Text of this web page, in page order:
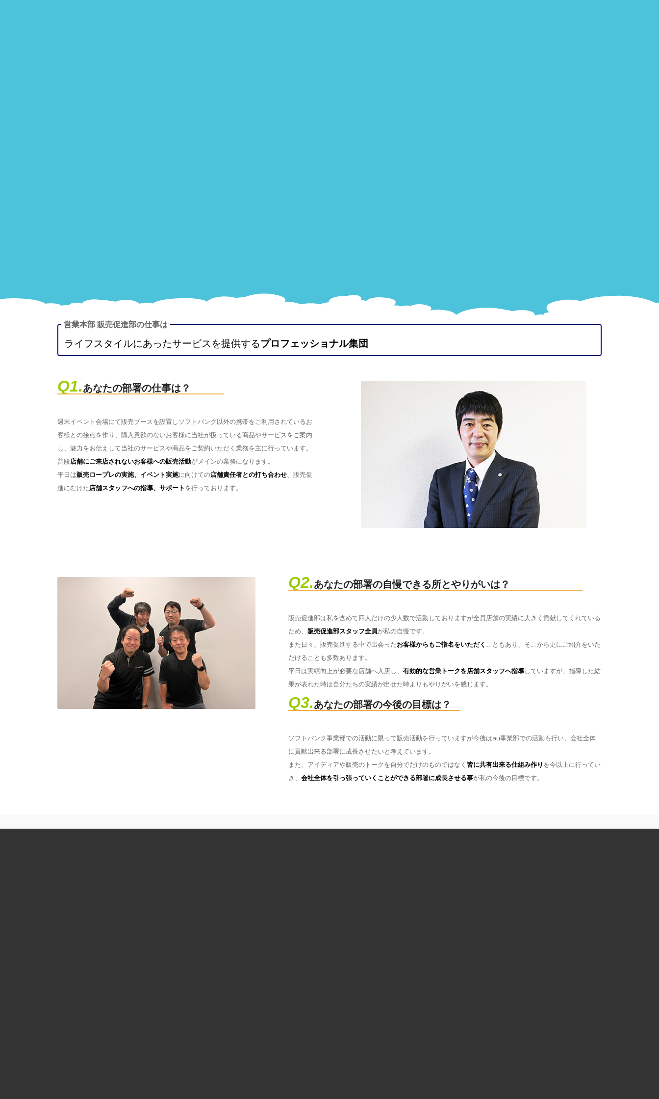
営業本部 販売促進部の仕事は
ライフスタイルにあったサービスを提供するプロフェッショナル集団
Q1.あなたの部署の仕事は？
週末イベント会場にて販売ブースを設置しソフトバンク以外の携帯をご利用されているお
客様との接点を作り、購入意欲のないお客様に当社が扱っている商品やサービスをご案内
し、魅力をお伝えして当社のサービスや商品をご契約いただく業務を主に行っています。
普段店舗にご来店されないお客様への販売活動がメインの業務になります。
平日は販売ロープレの実施、イベント実施に向けての店舗責任者との打ち合わせ、販売促
進にむけた店舗スタッフへの指導、サポートを行っております。
Q2.あなたの部署の自慢できる所とやりがいは？
販売促進部は私を含めて四人だけの少人数で活動しておりますが全員店舗の実績に大きく貢献してくれている
ため、 販売促進部スタッフ全員が私の自慢です。
また日々、販売促進する中で出会ったお客様からもご指名をいただく こともあり、そこから更にご紹介をいた
だけることも多数あります。
平日は実績向上が必要な店舗へ入店し、 有効的な営業トークを店舗スタッフへ指導していますが、指導した結
果が表れた時は自分たちの実績が出せた時よりもやりがいを感じます。
Q3.あなたの部署の今後の目標は？
ソフトバンク事業部での活動に限って販売活動を行っていますが今後はau事業部での活動も行い、会社全体
に貢献出来る部署に成長させたいと考えています。
また、アイディアや販売のトークを自分でだけのものではなく 皆に共有出来る仕組み作りを今以上に行ってい
き、 会社全体を引っ張っていくことができる部署に成長させる事が私の今後の目標です。